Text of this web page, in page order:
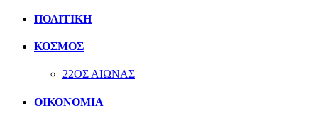
ΠΟΛΙΤΙΚΗ
ΚΟΣΜΟΣ
22ΟΣ ΑΙΩΝΑΣ
ΟΙΚΟΝΟΜΙΑ